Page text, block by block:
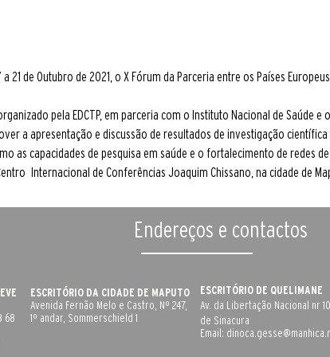
21 de Outubro de 2021, o X Fórum da Parceria entre os Países
pela EDCTP, em parceria com o Instituto Nacional de Saúde e
a apresentação e discussão de resultados de investigação
as capacidades de pesquisa em saúde e o fortalecimento de redes de
Internacional de Conferências Joaquim Chissano, na cidade de
Endereços e contactos
68
ESCRITÓRIO DA CIDADE DE MAPUTO
Avenida Fernão Melo e Castro, Nº 247,
1º andar, Sommerschield 1
ESCRITÓRIO DE QUELIMANE
Av. da Libertação Nacional nr
de Sinacura
Email: